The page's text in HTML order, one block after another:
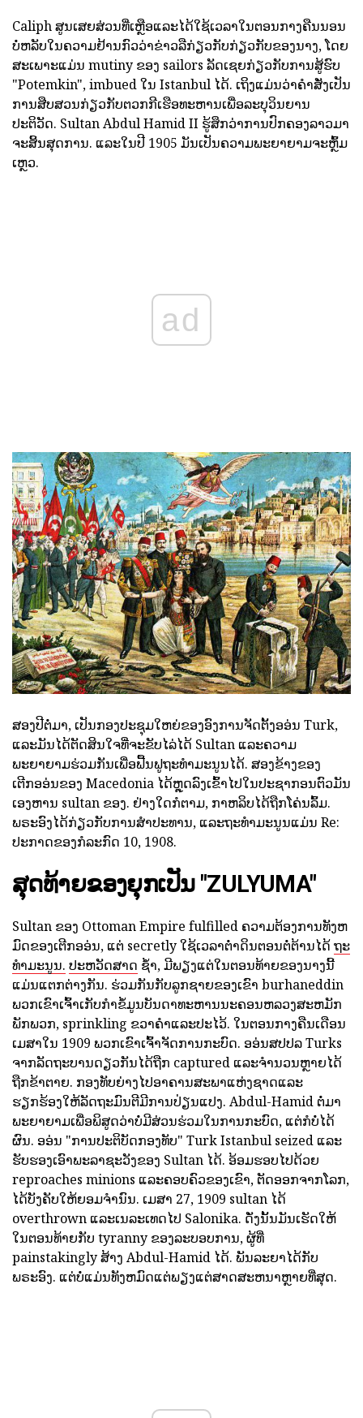
Caliph ສູນເສຍສ່ວນທີ່ເຫຼືອແລະໄດ້ໃຊ້ເວລາໃນຕອນກາງຄືນນອນ
ບໍ່ຫລັບໃນຄວາມຢ້ານກົວວ່າຂ່າວລືກ່ຽວກັບກ່ຽວກັບຂອງນາງ, ໂດຍ
ສະເພາະແມ່ນ mutiny ຂອງ sailors ລັດເຊຍກ່ຽວກັບການສູ້ຮົບ
"Potemkin", imbued ໃນ Istanbul ໄດ້. ເຖິງແມ່ນວ່າຄໍາສັ່ງເປັນ
ການສືບສວນກ່ຽວກັບຕວກກີເຮືອທະຫານເພື່ອລະບຸວິນຍານ
ປະຕິວັດ. Sultan Abdul Hamid II ຮູ້ສຶກວ່າການປົກຄອງລາວມາ
ຈະສິ້ນສຸດການ. ແລະໃນປີ 1905 ມັນເປັນຄວາມພະຍາຍາມຈະຫຼົ້ມ
ເຫຼວ.
ad
ສອງປີຕໍ່ມາ, ເປັນກອງປະຊຸມໃຫຍ່ຂອງອົງການຈັດຕັ້ງອອ່ນ Turk,
ແລະມັນໄດ້ຕັດສິນໃຈທີ່ຈະຂັບໄລ່ໄດ້ Sultan ແລະຄວາມ
ພະຍາຍາມຮ່ວມກັນເພື່ອຟື້ນຟູຖະທໍາມະນູນໄດ້. ສອງຂ້າງຂອງ
ເຕີກອອ່ນຂອງ Macedonia ໄດ້ຫຼຸດລົງເຂົ້າໄປໃນປະຊາກອນຕົວມັນ
ເອງຫານ sultan ຂອງ. ຢ່າງໃດກໍຕາມ, ກາຫລິບໄດ້ຖືກໂຄ່ນລົ້ມ.
ພຣະອົງໄດ້ກ່ຽວກັບການສໍາປະທານ, ແລະຖະທໍາມະນູນແມ່ນ Re:
ປະກາດຂອງກໍລະກົດ 10, 1908.
ສຸດທ້າຍຂອງຍຸກເປັນ "ZULYUMA"
Sultan ຂອງ Ottoman Empire fulfilled ຄວາມຕ້ອງການທັງຫ
ມົດຂອງເຕີກອອ່ນ, ແຕ່ secretly ໃຊ້ເວລາຕໍ່າດິນຕອນຕໍ່ຕ້ານໄດ້ຖະ
ທໍາມະນູນ. ປະຫວັດສາດ ຊ້ໍາ, ມີພຽງແຕ່ໃນຕອນທ້າຍຂອງນາງນີ້
ແມ່ນແຕກຕ່າງກັນ. ຮ່ວມກັນກັບລູກຊາຍຂອງເຂົາ burhaneddin
ພວກເຂົາເຈົ້າເກັບກໍາຂໍ້ມູນບັນດາທະຫານນະຄອນຫລວງສະຫມັກ
ພັກພວກ, sprinkling ຂວາຄໍາແລະປະໄວ້. ໃນຕອນກາງຄືນເດືອນ
ເມສາໃນ 1909 ພວກເຂົາເຈົ້າຈັດການກະບົດ. ອອ່ນສປປລ Turks
ຈາກລັດຖະບານດຽວກັນໄດ້ຖືກ captured ແລະຈໍານວນຫຼາຍໄດ້
ຖືກຂ້າຕາຍ. ກອງທັບຍ່າງໄປອາຄານສະພາແຫ່ງຊາດແລະ
ຮຽກຮ້ອງໃຫ້ລັດຖະມົນຕີມີການປ່ຽນແປງ. Abdul-Hamid ຕໍ່ມາ
ພະຍາຍາມເພື່ອພິສູດວ່າບໍ່ມີສ່ວນຮ່ວມໃນການກະບົດ, ແຕ່ກໍບໍ່ໄດ້
ຜົນ. ອອ່ນ "ການປະຕິບັດກອງທັບ" Turk Istanbul seized ແລະ
ຮັບຮອງເອົາພະລາຊະວັງຂອງ Sultan ໄດ້. ອ້ອມຮອບໄປດ້ວຍ
reproaches minions ແລະຄອບຄົວຂອງເຂົາ, ຕັດອອກຈາກໂລກ,
ໄດ້ບັງຄັບໃຫ້ຍອມຈໍານົນ. ເມສາ 27, 1909 sultan ໄດ້
overthrown ແລະເນລະເທດໄປ Salonika. ດັ່ງນັ້ນມັນເຮັດໃຫ້
ໃນຕອນທ້າຍກັບ tyranny ຂອງລະບອບການ, ຜູ້ທີ່
painstakingly ສ້າງ Abdul-Hamid ໄດ້. ພັນລະຍາໄດ້ກັບ
ພຣະອົງ. ແຕ່ບໍ່ແມ່ນທັງຫມົດແຕ່ພຽງແຕ່ສາດສະຫນາຫຼາຍທີ່ສຸດ.